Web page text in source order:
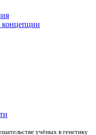
учёных в генетику